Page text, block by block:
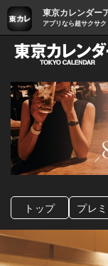
東京カレンダー
アプリなら超サクサク
トップ プレ